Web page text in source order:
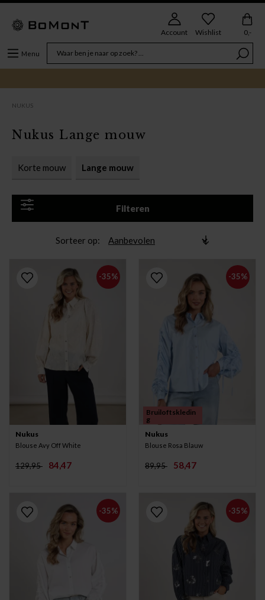
Menu
Account Wishlist 0,-
NUKUS
Korte mouw Lange mouw
Filteren
Nukus Lange mouw
Sorteer op
-35%
Nukus
Blouse Avy Off White
129,95 84,47
-35%
Bruiloftskledin
g
Nukus
Blouse Rosa Blauw
89,95 58,47
-35% -35%